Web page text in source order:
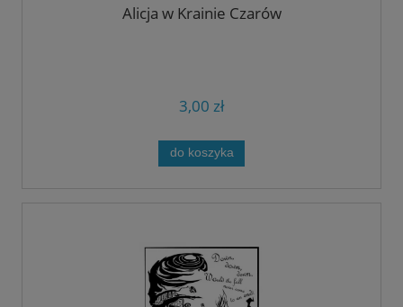
Alicja w Krainie Czarów
3,00 zł
do koszyka